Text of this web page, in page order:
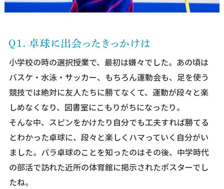
小学校の時の選択授業で、最初は嫌々でした。あの頃は
バスケ・水泳・サッカー、もちろん運動会も、足を使う
競技では絶対に友人たちに勝てなくて、運動が段々と楽
しめなくなり、図書室にこもりがちになったり。
そんな中、スピンをかけたり自分でも工夫すれば勝てる
とわかった卓球に、段々と楽しくハマっていく自分がい
ました。パラ卓球のことを知ったのはその後、中学時代
の部活で訪れた近所の体育館に掲示されたポスターでし
たね。